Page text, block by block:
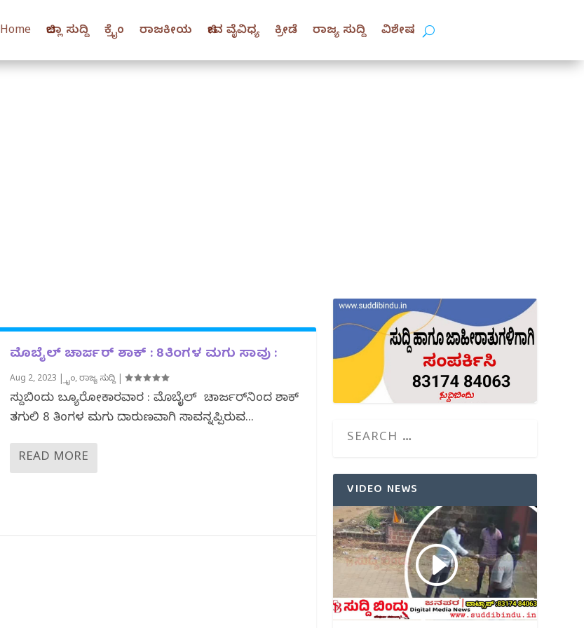
Home ಜಿಲ್ಲಾ ಸುದ್ದಿ ಕ್ರೈಂ ರಾಜಕೀಯ ಜೀವ ವೈವಿಧ್ಯ ಕ್ರೀಡೆ ರಾಜ್ಯ ಸುದ್ದಿ ವಿಶೇಷ
ಮೊಬೈಲ್ ಚಾರ್ಜರ್ ಶಾಕ್ : 8ತಿಂಗಳ ಮಗು ಸಾವು :
Aug 2, 2023 |ಕ್ರೈಂ,ರಾಜ್ಯ ಸುದ್ದಿ|
ಸುದ್ದಿಬಿಂದು ಬ್ಯೂರೋಕಾರವಾರ : ಮೊಬೈಲ್ ‌ ಚಾರ್ಜರ್‌ನಿಂದ ಶಾಕ್
ತಗುಲಿ 8 ತಿಂಗಳ ಮಗು ದಾರುಣವಾಗಿ ಸಾವನ್ನಪ್ಪಿರುವ...
READ MORE
VIDEO NEWS